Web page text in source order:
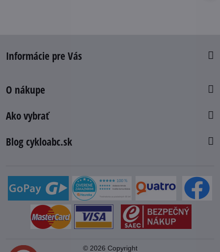
Informácie pre Vás
O nákupe
Ako vybrať
Blog cykloabc.sk
© 2026 Copyright